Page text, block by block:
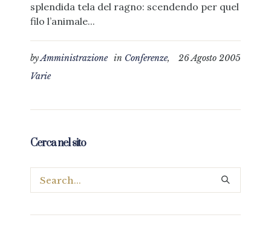
splendida tela del ragno: scendendo per quel
filo l’animale...
26 Agosto 2005
byAmministrazione in Conferenze,
Varie
Cerca nel sito